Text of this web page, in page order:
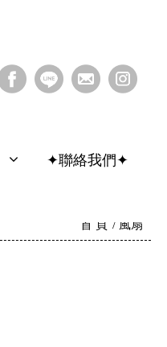
保固登錄/查詢
首 頁 風扇